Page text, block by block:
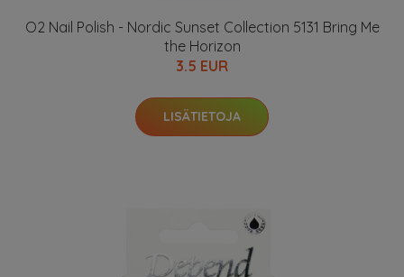
O2 Nail Polish - Nordic Sunset Collection 5131 Bring Me
the Horizon
3.5 EUR
LISÄTIETOJA